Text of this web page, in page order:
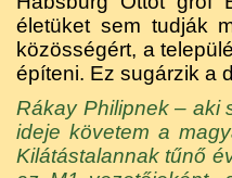
életüket sem tudják
közösségért, a
építeni. Ez sugárzik a
Rákay Philipnek – aki
ideje követem a
Kilátástalannak tűnő